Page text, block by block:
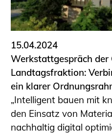
15.04.2024
Werkstattgespräch der
Landtagsfraktion:
ein klarer
„Intelligent bauen mit
den Einsatz von
nachhaltig digital